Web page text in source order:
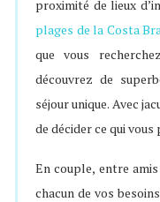
proximité de lieux
plages de la Costa
que vous
découvrez de
séjour unique. Avec
de décider ce qui
En couple, entre
chacun de vos